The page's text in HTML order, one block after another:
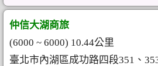
仲信大湖商旅
(6000 ~ 6000) 10.44公里
臺北市內湖區成功路四段351、